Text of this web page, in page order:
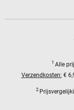
1 Alle
Verzendkosten: €
2